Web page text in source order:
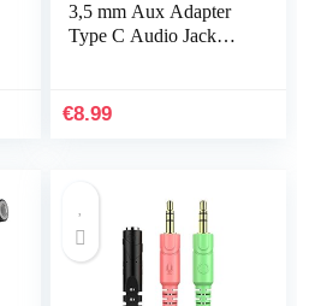
3,5 mm Aux Adapter
Type C Audio Jack
met Huawei P40 P30
€8.99